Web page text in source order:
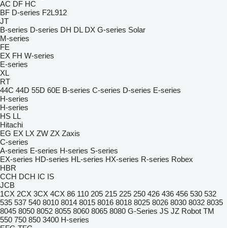
AC DF HC
BF D-series F2L912
JT
B-series D-series DH DL DX G-series Solar
M-series
FE
EX FH W-series
E-series
XL
RT
44C 44D 55D 60E B-series C-series D-series E-series
H-series
H-series
HS LL
Hitachi
EG EX LX ZW ZX Zaxis
C-series
A-series E-series H-series S-series
EX-series HD-series HL-series HX-series R-series Robex
HBR
CCH DCH IC IS
JCB
1CX 2CX 3CX 4CX 86 110 205 215 225 250 426 436 456 530 532
535 537 540 8010 8014 8015 8016 8018 8025 8026 8030 8032 8035
8045 8050 8052 8055 8060 8065 8080 G-Series JS JZ Robot TM
550 750 850 3400 H-series